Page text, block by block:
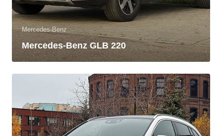
Mercedes-Benz
Mercedes-Benz GLB 220